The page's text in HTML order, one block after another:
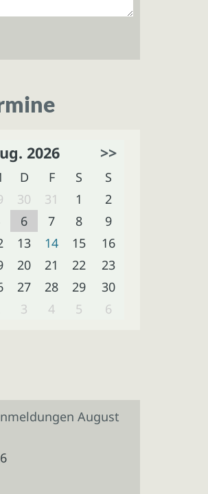
2026 >>
D F S
S
30 31 1
2
6 7 8
9
13 14 15
16
20 21 22
23
27 28 29
30
3 4 5 6
August